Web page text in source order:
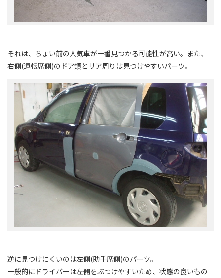
それは、ちょい前の人気車が一番見つかる可能性が高い。また、
右側(運転席側)のドア類とリア周りは見つけやすいパーツ。
逆に見つけにくいのは左側(助手席側)のパーツ。
一般的にドライバーは左側をぶつけやすいため、状態の良いもの